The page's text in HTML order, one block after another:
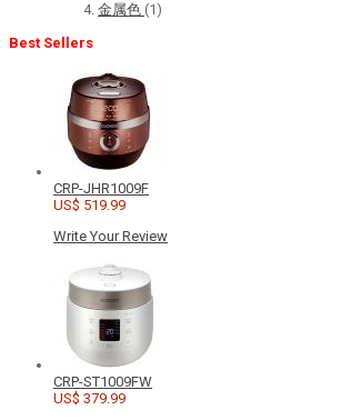
金属色 (1)
Best Sellers
CRP-JHR1009F
US$ 519.99
Write Your Review
CRP-ST1009FW
US$ 379.99